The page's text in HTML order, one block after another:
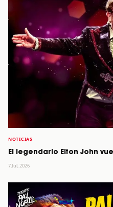
NOTICIAS
El legendario Elton John
7 Jul, 2026